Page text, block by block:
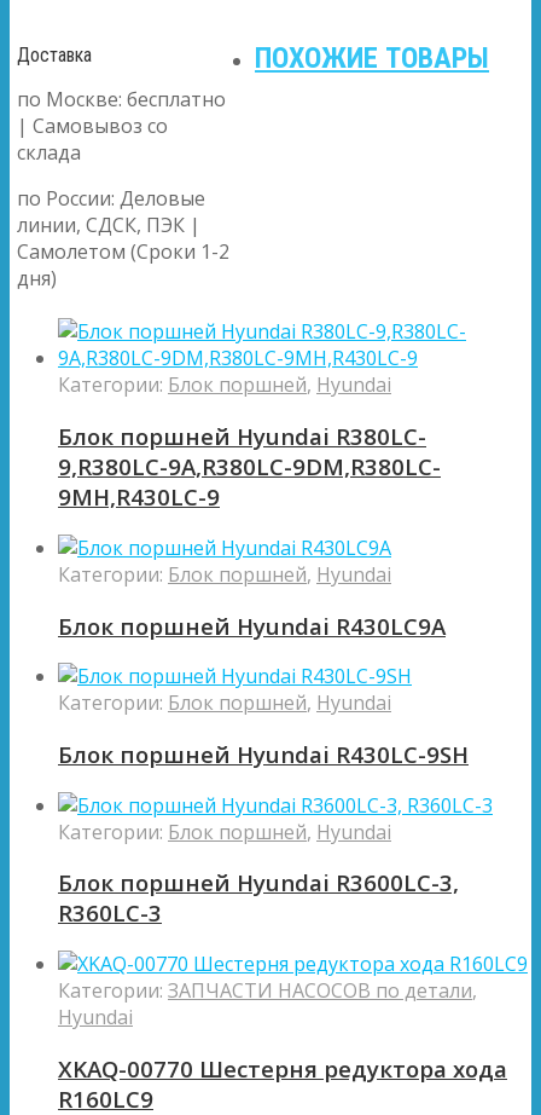
Доставка
по Москве: бесплатно
| Самовывоз со
склада
по России: Деловые
линии, СДСК, ПЭК |
Самолетом (Сроки 1-2
дня)
ПОХОЖИЕ ТОВАРЫ
Категории: Блок поршней, Hyundai
Блок поршней Hyundai R380LC-
9,R380LC-9A,R380LC-9DM,R380LC-
9MH,R430LC-9
Категории: Блок поршней, Hyundai
Блок поршней Hyundai R430LC9A
Категории: Блок поршней, Hyundai
Блок поршней Hyundai R430LC-9SH
Категории: Блок поршней, Hyundai
Блок поршней Hyundai R3600LC-3,
R360LC-3
Категории: ЗАПЧАСТИ НАСОСОВ по детали,
Hyundai
XKAQ-00770 Шестерня редуктора хода
R160LC9